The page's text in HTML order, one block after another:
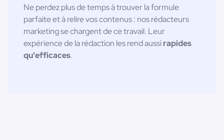
Ne perdez plus de temps à trouver la formule
parfaite et à relire vos contenus : nos rédacteurs
marketing se chargent de ce travail. Leur
expérience de la rédaction les rend aussirapides
qu'efficaces.